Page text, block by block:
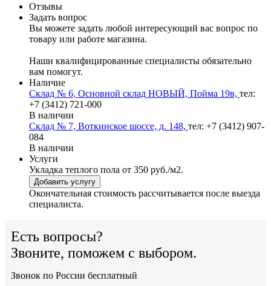
Отзывы
Задать вопрос
Вы можете задать любой интересующий вас вопрос по
товару или работе магазина.
Наши квалифицированные специалисты обязательно
вам помогут.
Наличие
Склад № 6, Основной склад НОВЫЙ, Пойма 19в, тел:
+7 (3412) 721-000
В наличии
Склад № 7, Воткинское шоссе, д. 148, тел: +7 (3412) 907-
084
В наличии
Услуги
Укладка теплого пола от 350 руб./м2.
Добавить услугу
Окончательная стоимость рассчитывается после выезда
специалиста.
Есть вопросы?
Звоните, поможем с выбором.
Звонок по России бесплатный